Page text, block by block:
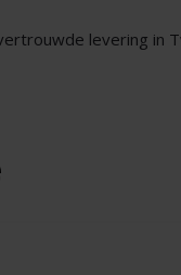
levering in